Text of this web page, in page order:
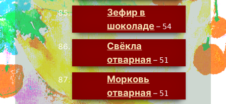
Зефир в
шоколаде – 54
Свёкла
отварная – 51
Морковь
отварная – 51